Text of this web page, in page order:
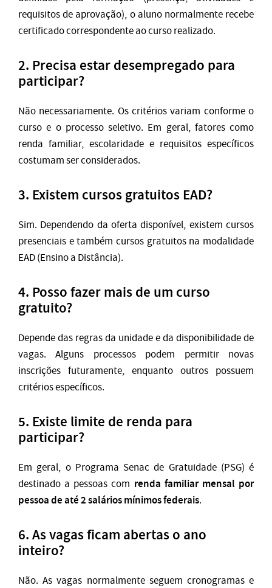
requisitos de aprovação), o aluno normalmente recebe
certificado correspondente ao curso realizado.
2. Precisa estar desempregado para
participar?
Não necessariamente. Os critérios variam conforme o
curso e o processo seletivo. Em geral, fatores como
renda familiar, escolaridade e requisitos específicos
costumam ser considerados.
3. Existem cursos gratuitos EAD?
Sim. Dependendo da oferta disponível, existem cursos
presenciais e também cursos gratuitos na modalidade
EAD (Ensino a Distância).
4. Posso fazer mais de um curso
gratuito?
Depende das regras da unidade e da disponibilidade de
vagas. Alguns processos podem permitir novas
inscrições futuramente, enquanto outros possuem
critérios específicos.
5. Existe limite de renda para
participar?
Em geral, o Programa Senac de Gratuidade (PSG) é
destinado a pessoas com renda familiar mensal por
pessoa de até 2 salários mínimos federais.
6. As vagas ficam abertas o ano
inteiro?
Não. As vagas normalmente seguem cronogramas e